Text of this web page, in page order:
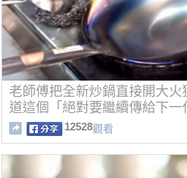
老師傅把全新炒鍋直接開大火
道這個「絕對要繼續傳給下一
12528觀看